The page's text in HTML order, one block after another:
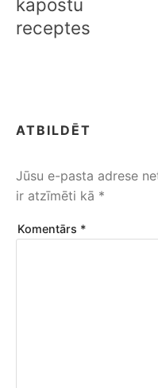
receptes
ATBILDĒT
Jūsu e-pasta adrese
ir atzīmēti kā *
Komentārs *